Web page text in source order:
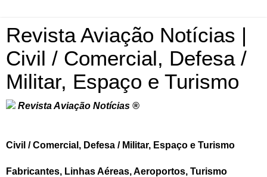
Revista Aviação Notícias |
Civil / Comercial, Defesa /
Militar, Espaço e Turismo
Revista Aviação Notícias ®
Civil / Comercial, Defesa / Militar, Espaço e Turismo
Fabricantes, Linhas Aéreas, Aeroportos, Turismo